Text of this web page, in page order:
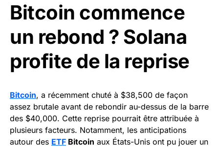
Bitcoin commence
un rebond ? Solana
profite de la reprise
Bitcoin, a récemment chuté à $38,500 de façon
assez brutale avant de rebondir au-dessus de la barre
des $40,000. Cette reprise pourrait être attribuée à
plusieurs facteurs. Notamment, les anticipations
autour des ETF Bitcoin aux États-Unis ont pu jouer un